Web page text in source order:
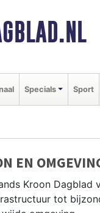
Specials Sport
EN
Kroon Dagblad
tot